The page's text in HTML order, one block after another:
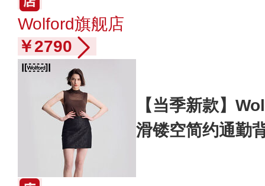
Wolford旗舰店
￥2790
【当季新款】
滑镂空简约通勤